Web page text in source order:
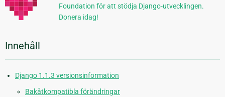
Foundation för att stödja Django-utvecklingen.
Donera idag!
Innehåll
Django 1.1.3 versionsinformation
Bakåtkompatibla förändringar